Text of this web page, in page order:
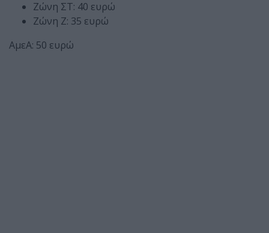
Ζώνη ΣΤ: 40 ευρώ
Ζώνη Ζ: 35 ευρώ
ΑμεΑ: 50 ευρώ